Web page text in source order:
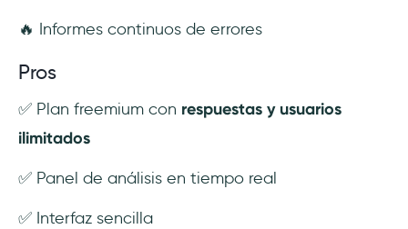
🔥 Informes continuos de errores
Pros
✅ Plan freemium con respuestas y usuarios
ilimitados
✅ Panel de análisis en tiempo real
✅ Interfaz sencilla